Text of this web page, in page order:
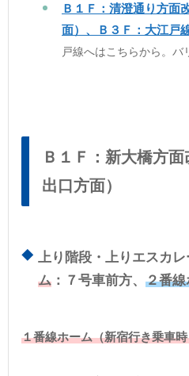
Ｂ１Ｆ：清澄通り方面
面）、Ｂ３Ｆ：大江戸
戸線へはこちらから。バ
Ｂ１Ｆ：新大橋方
出口方面）
上り階段・上りエスカ
ム ：７号車前方、２番
１番線ホーム（新宿行き乗車